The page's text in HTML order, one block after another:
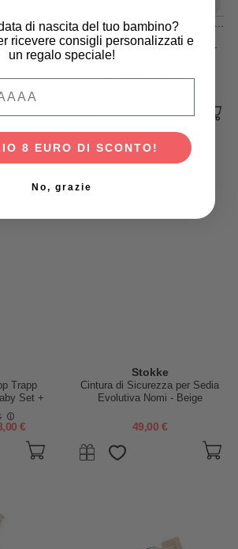
Clikk -
OCS
Stokke
Sedia Evolutiva Tripp Trapp -
Bianco - Legno di Faggio
Prima era219,00 €
Trapp
Set +
€
Stokke
Cintura di Sicurezza per Sedia
Evolutiva Nomi - Beige
49,00 €
di nascita del tuo bambino?
ricevere consigli personalizzati e
un regalo speciale!
8 EURO DI SCONTO!
No, grazie